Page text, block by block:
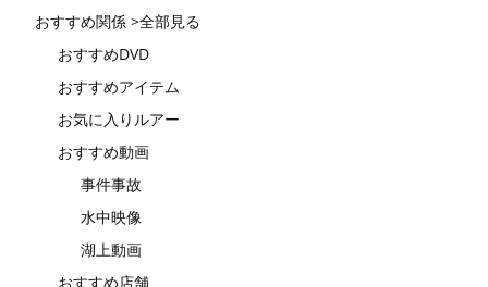
おすすめ関係 >全部見る
おすすめDVD
おすすめアイテム
お気に入りルアー
おすすめ動画
事件事故
水中映像
湖上動画
おすすめ店舗